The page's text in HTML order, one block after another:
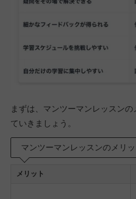
まずは、マンツーマンレッスン
ていきましょう。
マンツーマンレッスンのメリ
メリット